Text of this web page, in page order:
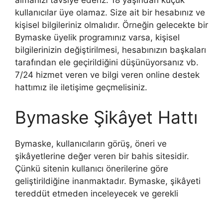
kullanıcılar üye olamaz. Size ait bir hesabınız ve
kişisel bilgileriniz olmalıdır. Örneğin gelecekte bir
Bymaske üyelik programınız varsa, kişisel
bilgilerinizin değiştirilmesi, hesabınızın başkaları
tarafından ele geçirildiğini düşünüyorsanız vb.
7/24 hizmet veren ve bilgi veren online destek
hattımız ile iletişime geçmelisiniz.
Bymaske Şikâyet Hattı
Bymaske, kullanıcıların görüş, öneri ve
şikâyetlerine değer veren bir bahis sitesidir.
Çünkü sitenin kullanıcı önerilerine göre
geliştirildiğine inanmaktadır. Bymaske, şikâyeti
tereddüt etmeden inceleyecek ve gerekli